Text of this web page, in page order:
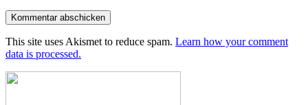
This site uses Akismet to reduce spam. Learn how your comment
data is processed.